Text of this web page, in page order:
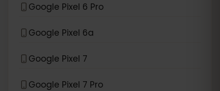
Google Pixel 6 Pro
Google Pixel 6a
Google Pixel 7
Google Pixel 7 Pro